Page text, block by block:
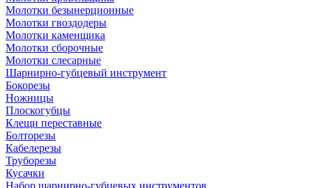
Молотки безынерционные
Молотки гвоздодеры
Молотки каменщика
Молотки сборочные
Молотки слесарные
Шарнирно-губцевый инструмент
Бокорезы
Ножницы
Плоскогубцы
Клещи переставные
Болторезы
Кабелерезы
Труборезы
Кусачки
Набор шарнирно-губцевых инструментов